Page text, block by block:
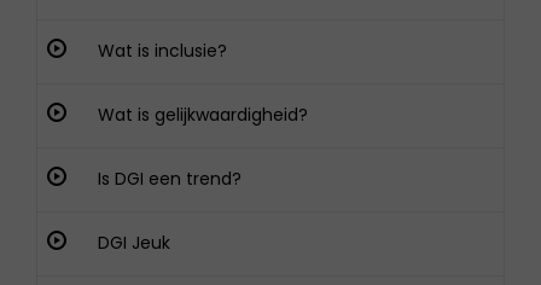
Wat is inclusie?
Wat is gelijkwaardigheid?
Is DGI een trend?
DGI Jeuk